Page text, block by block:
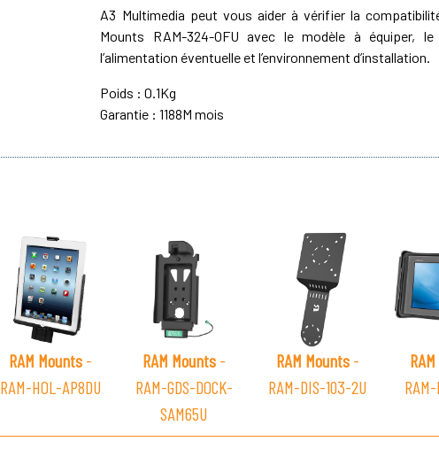
A3 Multimedia peut vous aider à vérifier la
Mounts RAM-324-OFU avec le modèle à équiper,
l’alimentation éventuelle et l’environnement d’installation.
Poids : 0.1Kg
Garantie : 1188M mois
RAM Mounts-
RAM-HOL-AP8DU
RAM Mounts-
RAM-GDS-DOCK-
SAM65U
RAM Mounts-
RAM-DIS-103-2U